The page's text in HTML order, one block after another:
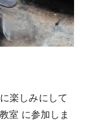
楽しみにして
室 に参加しま